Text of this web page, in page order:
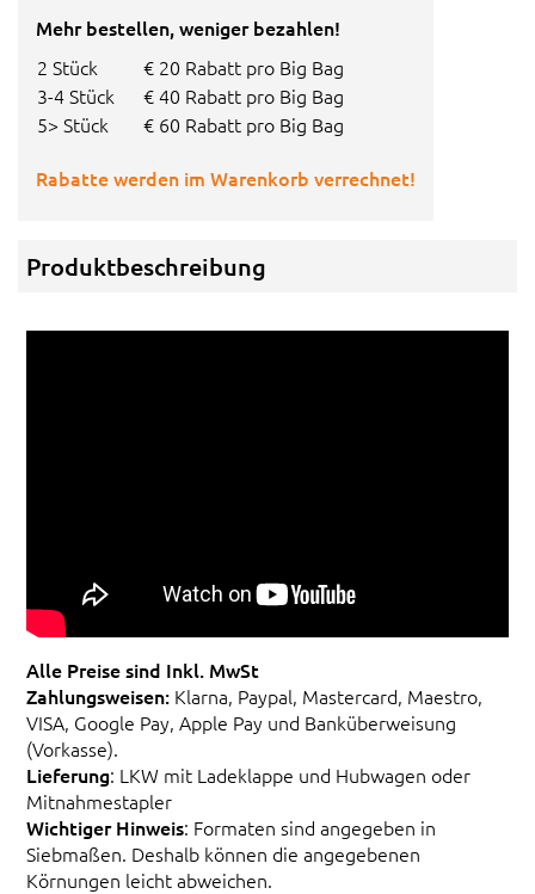
Mehr bestellen, weniger bezahlen!
2 Stück
€ 20 Rabatt pro Big Bag
3-4 Stück
€ 40 Rabatt pro Big Bag
5> Stück
€ 60 Rabatt pro Big Bag
Rabatte werden im Warenkorb verrechnet!
Produktbeschreibung
Alle Preise sind Inkl. MwSt
Zahlungsweisen: Klarna, Paypal, Mastercard, Maestro,
VISA, Google Pay, Apple Pay und Banküberweisung
(Vorkasse).
Lieferung: LKW mit Ladeklappe und Hubwagen oder
Mitnahmestapler
Wichtiger Hinweis: Formaten sind angegeben in
Siebmaßen. Deshalb können die angegebenen
Körnungen leicht abweichen.